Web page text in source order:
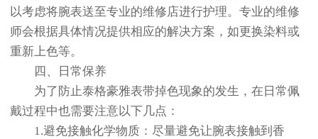
以考虑将腕表送至专业的维修店进行护理。专业的维修
师会根据具体情况提供相应的解决方案，如更换染料或
重新上色等。
四、日常保养
为了防止泰格豪雅表带掉色现象的发生，在日常佩
戴过程中也需要注意以下几点：
1.避免接触化学物质：尽量避免让腕表接触到香